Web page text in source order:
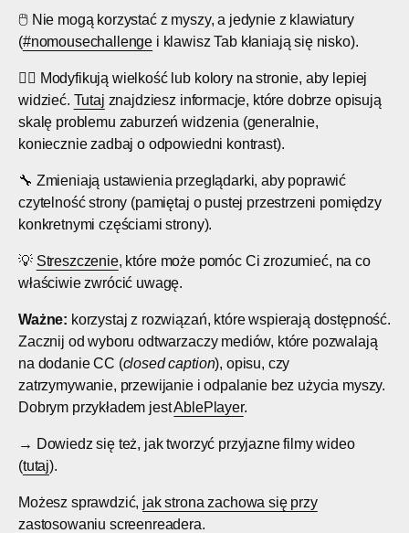
🖱️ Nie mogą korzystać z myszy, a jedynie z klawiatury
(#nomousechallenge i klawisz Tab kłaniają się nisko).
🤸‍♂️ Modyfikują wielkość lub kolory na stronie, aby lepiej
widzieć. Tutaj znajdziesz informacje, które dobrze opisują
skalę problemu zaburzeń widzenia (generalnie,
koniecznie zadbaj o odpowiedni kontrast).
🔧 Zmieniają ustawienia przeglądarki, aby poprawić
czytelność strony (pamiętaj o pustej przestrzeni pomiędzy
konkretnymi częściami strony).
💡 Streszczenie, które może pomóc Ci zrozumieć, na co
właściwie zwrócić uwagę.
Ważne: korzystaj z rozwiązań, które wspierają dostępność.
Zacznij od wyboru odtwarzaczy mediów, które pozwalają
na dodanie CC (closed caption), opisu, czy
zatrzymywanie, przewijanie i odpalanie bez użycia myszy.
Dobrym przykładem jestAblePlayer.
→ Dowiedz się też, jak tworzyć przyjazne filmy wideo
(tutaj).
Możesz sprawdzić, jak strona zachowa się przy
zastosowaniu screenreadera.